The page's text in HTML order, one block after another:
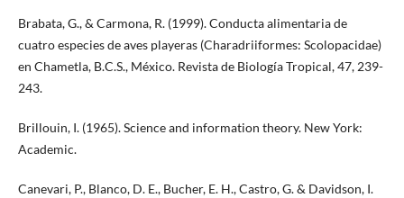
Brabata, G., & Carmona, R. (1999). Conducta alimentaria de
cuatro especies de aves playeras (Charadriiformes: Scolopacidae)
en Chametla, B.C.S., México. Revista de Biología Tropical, 47, 239-
243.
Brillouin, I. (1965). Science and information theory. New York:
Academic.
Canevari, P., Blanco, D. E., Bucher, E. H., Castro, G. & Davidson, I.